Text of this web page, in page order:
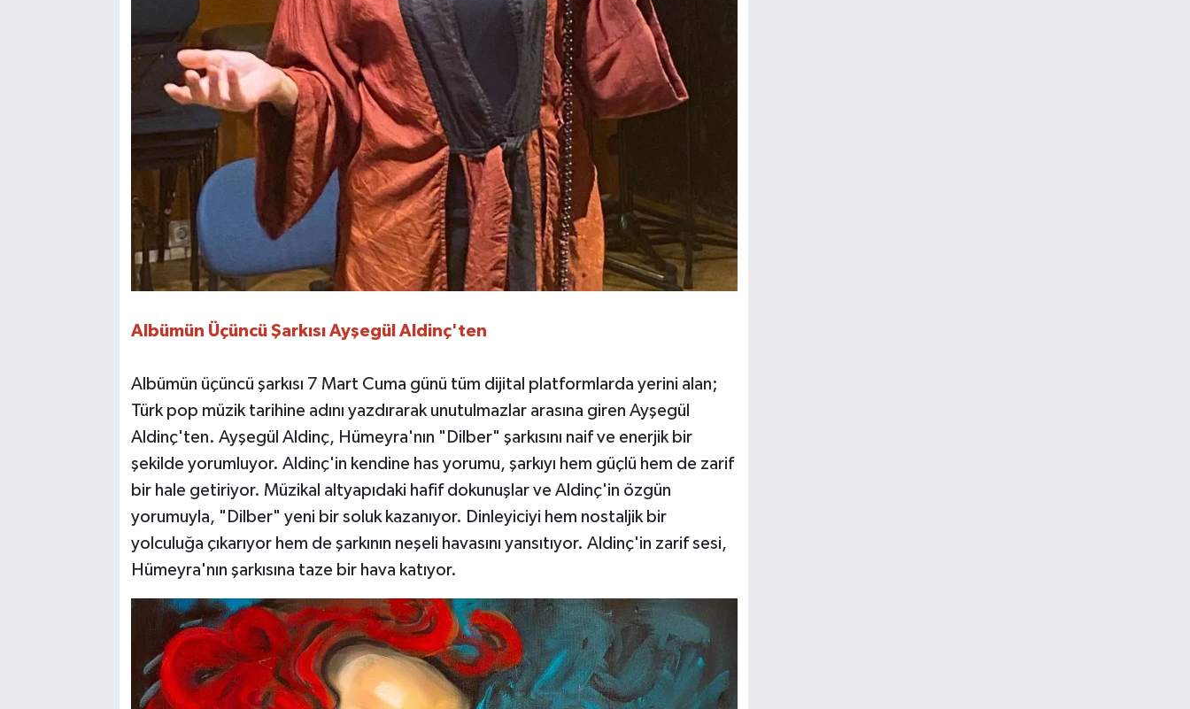
Albümün Üçüncü Şarkısı Ayşegül Aldinç'ten
Albümün üçüncü şarkısı 7 Mart Cuma günü tüm dijital platformlarda yerini alan;
Türk pop müzik tarihine adını yazdırarak unutulmazlar arasına giren Ayşegül
Aldinç'ten. Ayşegül Aldinç, Hümeyra'nın "Dilber" şarkısını naif ve enerjik bir
şekilde yorumluyor. Aldinç'in kendine has yorumu, şarkıyı hem güçlü hem de zarif
bir hale getiriyor. Müzikal altyapıdaki hafif dokunuşlar ve Aldinç'in özgün
yorumuyla, "Dilber" yeni bir soluk kazanıyor. Dinleyiciyi hem nostaljik bir
yolculuğa çıkarıyor hem de şarkının neşeli havasını yansıtıyor. Aldinç'in zarif sesi,
Hümeyra'nın şarkısına taze bir hava katıyor.